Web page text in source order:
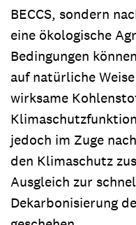
BECCS, sondern
eine ökologische
Bedingungen
auf natürliche
wirksame
jedoch im Zuge
den Klimaschutz
Ausgleich zur
Dekarbonisierung